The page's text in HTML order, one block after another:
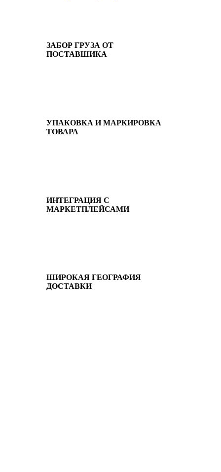
ЗАБОР ГРУЗА ОТ
ПОСТАВШИКА
УПАКОВКА И МАРКИРОВКА
ТОВАРА
ИНТЕГРАЦИЯ С
МАРКЕТПЛЕЙСАМИ
ШИРОКАЯ ГЕОГРАФИЯ
ДОСТАВКИ